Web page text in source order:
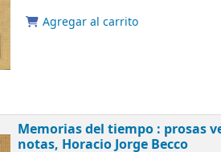
Agregar al carrito
Memorias del tiempo : prosas
notas, Horacio Jorge Becco